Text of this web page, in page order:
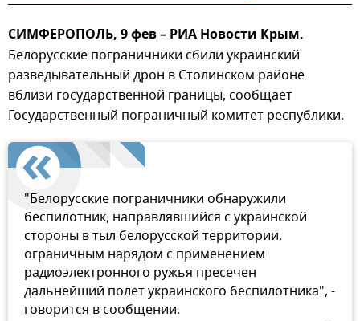
СИМФЕРОПОЛЬ, 9 фев – РИА Новости Крым.
Белорусские пограничники сбили украинский
разведывательный дрон в Столинском районе
вблизи государственной границы, сообщает
Государственный пограничный комитет республики.
"Белорусские пограничники обнаружили
беспилотник, направлявшийся с украинской
стороны в тыл белорусской территории.
ограничным нарядом с применением
радиоэлектронного ружья пресечен
дальнейший полет украинского беспилотника", -
говорится в сообщении.